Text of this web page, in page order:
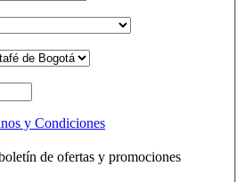
y Condiciones
de ofertas y promociones